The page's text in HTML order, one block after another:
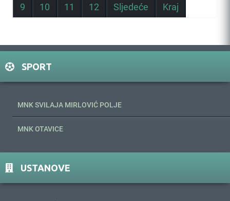
9
10 11 12 Sljedeće Kraj
SPORT
MNK SVILAJA MIRLOVIĆ POLJE
MNK OTAVICE
USTANOVE